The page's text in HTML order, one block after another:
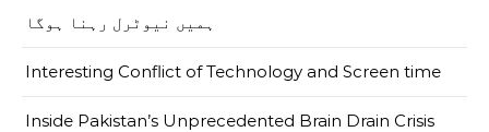
ہمیں نیوٹرل رہنا ہوگا
Interesting Conflict of Technology and Screen time
Inside Pakistan’s Unprecedented Brain Drain Crisis